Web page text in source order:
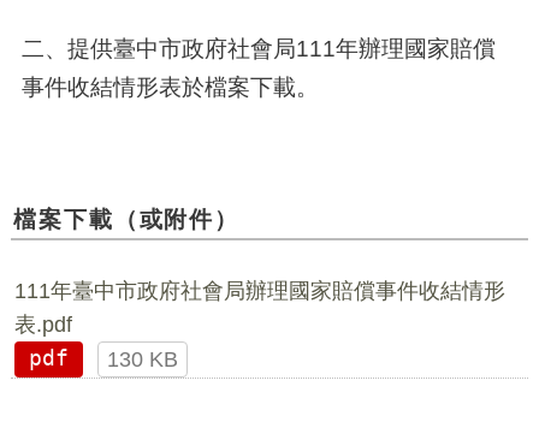
二、提供臺中市政府社會局111年辦理國家賠償
事件收結情形表於檔案下載。
檔案下載（或附件）
111年臺中市政府社會局辦理國家賠償事件收結情形
表.pdf
pdf
130 KB